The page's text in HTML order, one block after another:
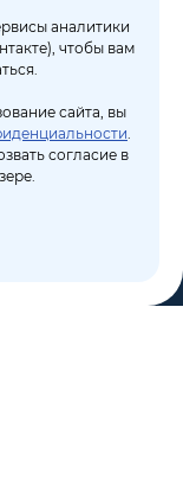
аналитики
чтобы вам
сайта, вы
.
согласие в